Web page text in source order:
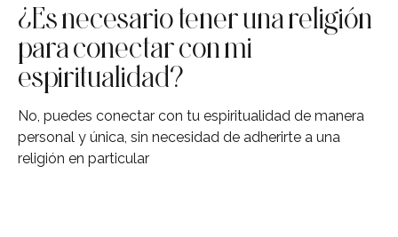
¿Es necesario tener una religión
para conectar con mi
espiritualidad?
No, puedes conectar con tu espiritualidad de manera
personal y única, sin necesidad de adherirte a una
religión en particular